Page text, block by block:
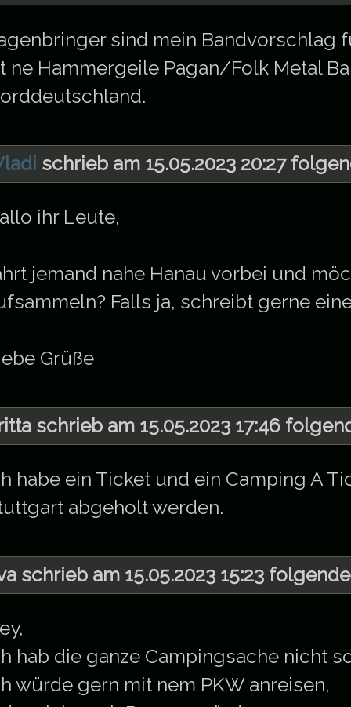
sind mein Bandvorschlag
ne Hammergeile Pagan/Folk Metal
schrieb am 15.05.2023 20:27
ihr Leute,
jemand nahe Hanau vorbei und
Falls ja, schreibt gerne
Grüße
schrieb am 15.05.2023 17:46
habe ein Ticket und ein Camping A
abgeholt werden.
schrieb am 15.05.2023 15:23
hab die ganze Campingsache nicht
würde gern mit nem PKW anreisen,